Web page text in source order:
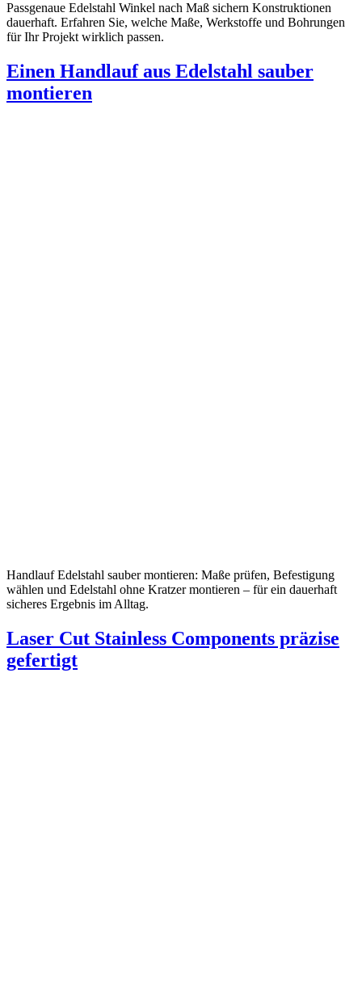
Passgenaue Edelstahl Winkel nach Maß sichern Konstruktionen
dauerhaft. Erfahren Sie, welche Maße, Werkstoffe und Bohrungen
für Ihr Projekt wirklich passen.
Einen Handlauf aus Edelstahl sauber
montieren
Handlauf Edelstahl sauber montieren: Maße prüfen, Befestigung
wählen und Edelstahl ohne Kratzer montieren – für ein dauerhaft
sicheres Ergebnis im Alltag.
Laser Cut Stainless Components präzise
gefertigt